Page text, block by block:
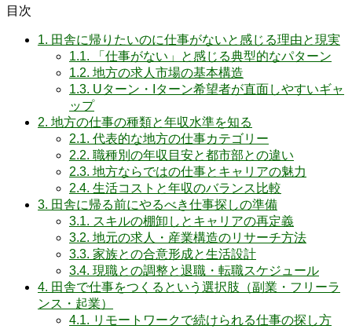
目次
1. 田舎に帰りたいのに仕事がないと感じる理由と現実
1.1. 「仕事がない」と感じる典型的なパターン
1.2. 地方の求人市場の基本構造
1.3. Uターン・Iターン希望者が直面しやすいギャ
ップ
2. 地方の仕事の種類と年収水準を知る
2.1. 代表的な地方の仕事カテゴリー
2.2. 職種別の年収目安と都市部との違い
2.3. 地方ならではの仕事とキャリアの魅力
2.4. 生活コストと年収のバランス比較
3. 田舎に帰る前にやるべき仕事探しの準備
3.1. スキルの棚卸しとキャリアの再定義
3.2. 地元の求人・産業構造のリサーチ方法
3.3. 家族との合意形成と生活設計
3.4. 現職との調整と退職・転職スケジュール
4. 田舎で仕事をつくるという選択肢（副業・フリーラ
ンス・起業）
4.1. リモートワークで続けられる仕事の探し方